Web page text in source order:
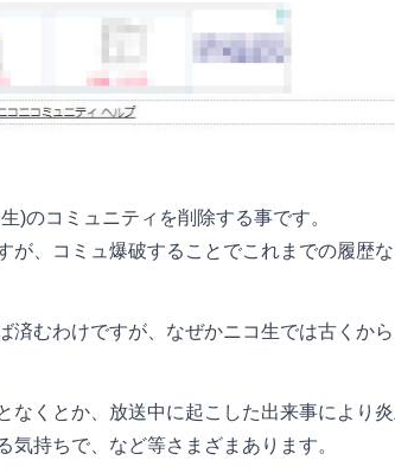
)のコミュニティを削除する事です。
が、コミュ爆破することでこれまでの履歴
済むわけですが、なぜかニコ生では古くか
くとか、放送中に起こした出来事により
持ちで、など等さまざまあります。